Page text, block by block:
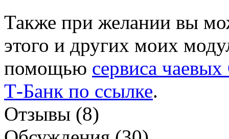
Также при желании вы
этого и других моих
помощью сервиса
Т-Банк по ссылке.
Отзывы (8)